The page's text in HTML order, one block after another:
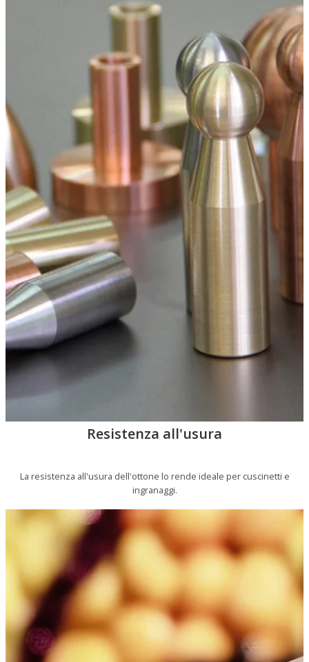
Resistenza all'usura
La resistenza all'usura dell'ottone lo rende ideale per cuscinetti e
ingranaggi.